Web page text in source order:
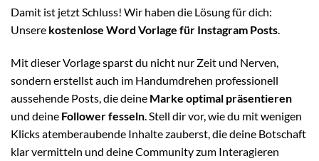
Damit ist jetzt Schluss! Wir haben die Lösung für dich:
Unsere kostenlose Word Vorlage für Instagram Posts
Mit dieser Vorlage sparst du nicht nur Zeit und Nerven,
sondern erstellst auch im Handumdrehen professionell
aussehende Posts, die deine Marke optimal präsentieren
und deine Follower fesseln . Stell dir vor, wie du mit wenigen
Klicks atemberaubende Inhalte zauberst, die deine Botschaft
klar vermitteln und deine Community zum Interagieren